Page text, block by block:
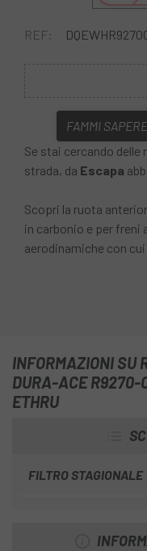
REF:
FAMMI
Se stai cercando
strada, da Escapa
Scopri la ruota
in carbonio e per freni
aerodinamiche con
INFORMAZIONI SU
DURA-ACE R9270-
ETHRU
FILTRO STAGIONALE